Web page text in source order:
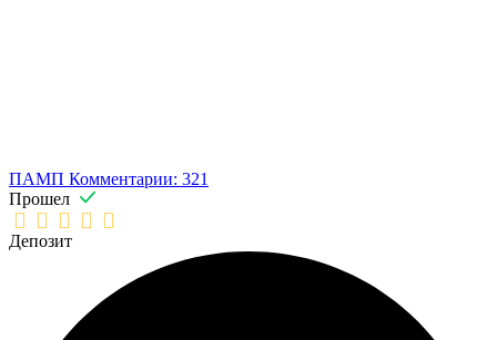
ПАМП Комментарии: 321
Прошел
Депозит